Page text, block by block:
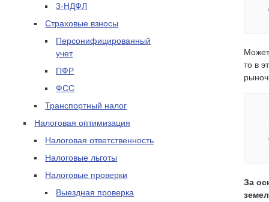
3-НДФЛ
Страховые взносы
Персонифицированный
учет
ПФР
ФСС
Транспортный налог
Налоговая оптимизация
Налоговая ответственность
Налоговые льготы
Налоговые проверки
Выездная проверка
то в
За